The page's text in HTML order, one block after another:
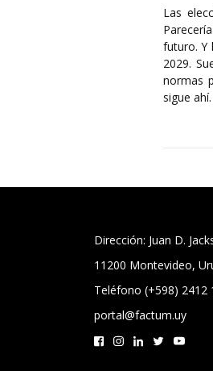
Las
futuro. Y
2029.
normas
sigue
Dirección: Juan D.
11200 Montevideo,
Teléfono (+598) 2412
portal@factum.uy